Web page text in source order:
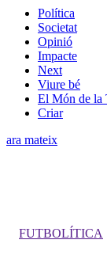
Política
Societat
Opinió
Impacte
Next
Viure bé
El Món de la
Criar
ara mateix
FUTBOLÍTICA